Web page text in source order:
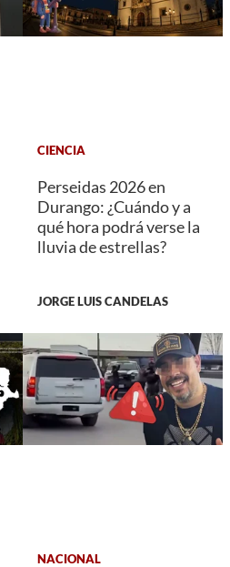
CIENCIA
Perseidas 2026 en
Durango: ¿Cuándo y a
qué hora podrá verse la
lluvia de estrellas?
JORGE LUIS CANDELAS
NACIONAL